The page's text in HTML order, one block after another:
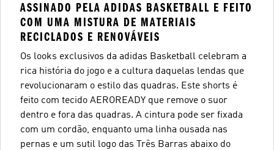
ASSINADO PELA ADIDAS BASKETBALL E FEITO
COM UMA MISTURA DE MATERIAIS
RECICLADOS E RENOVÁVEIS
Os looks exclusivos da adidas Basketball celebram a
rica história do jogo e a cultura daquelas lendas que
revolucionaram o estilo das quadras. Este shorts é
feito com tecido AEROREADY que remove o suor
dentro e fora das quadras. A cintura pode ser fixada
com um cordão, enquanto uma linha ousada nas
pernas e um sutil logo das Três Barras abaixo do